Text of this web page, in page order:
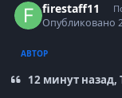
firestaff11
Опубликовано
АВТОР
12 минут назад,